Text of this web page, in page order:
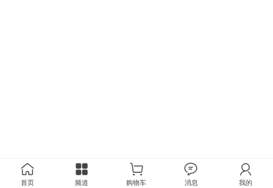
首页 频道 购物车 消息 我的